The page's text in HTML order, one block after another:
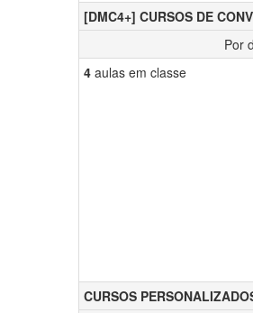
[DMC4+] CURSOS DE
Por
4 aulas em classe
CURSOS